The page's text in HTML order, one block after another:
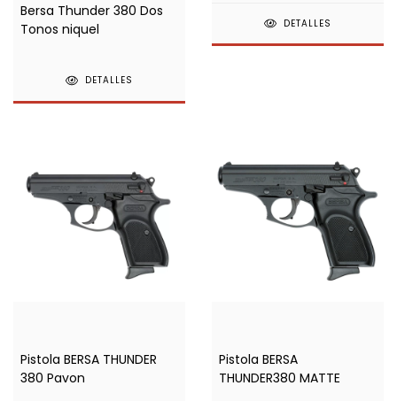
Bersa Thunder 380 Dos
Tonos niquel
DETALLES
DETALLES
Pistola BERSA THUNDER
380 Pavon
Pistola BERSA
THUNDER380 MATTE